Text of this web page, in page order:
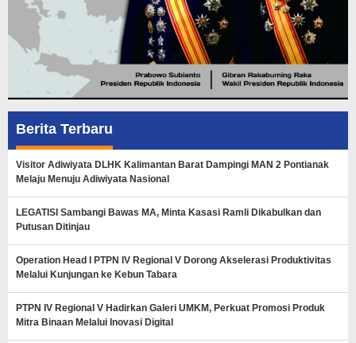
Berita Terbaru
Visitor Adiwiyata DLHK Kalimantan Barat Dampingi MAN 2 Pontianak
Melaju Menuju Adiwiyata Nasional
LEGATISI Sambangi Bawas MA, Minta Kasasi Ramli Dikabulkan dan
Putusan Ditinjau
Operation Head I PTPN IV Regional V Dorong Akselerasi Produktivitas
Melalui Kunjungan ke Kebun Tabara
PTPN IV Regional V Hadirkan Galeri UMKM, Perkuat Promosi Produk
Mitra Binaan Melalui Inovasi Digital